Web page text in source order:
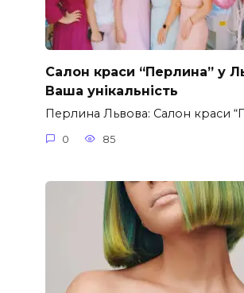
Салон краси “Перлина” у
Ваша унікальність
Перлина Львова: Салон краси
0 85